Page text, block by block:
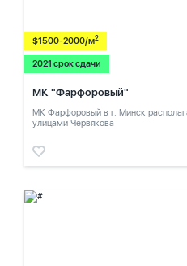
$1500-2000/м2
2021 срок сдачи
МК "Фарфоровый"
МК Фарфоровый в г. Минск
улицами Червякова